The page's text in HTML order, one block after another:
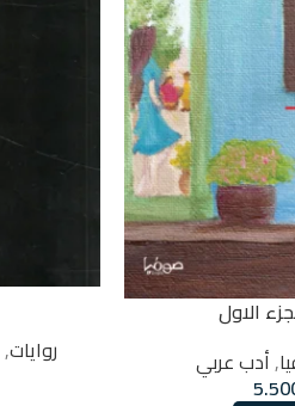
الاول
,أدب عربي
روايات,